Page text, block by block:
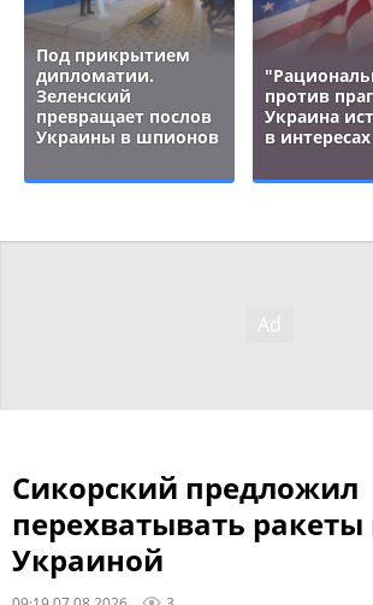
Под прикрытием
дипломатии.
Зеленский
превращает послов
Украины в шпионов
против
Украина
в
Сикорский предложил
перехватывать ракеты
Украиной